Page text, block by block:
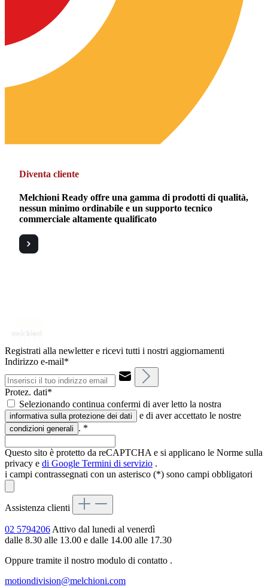
Diventa cliente
Melchioni Ready offre una gamma di prodotti di qualità,
nessun minimo ordinabile e un supporto tecnico
commerciale altamente qualificato
Registrati alla newletter e ricevi tutti i nostri aggiornamenti
Indirizzo e-mail*
Protez. dati*
Selezionando continua confermi di aver letto la nostra
informativa sulla protezione dei dati e di aver accettato le nostre
condizioni generali . *
Questo sito è protetto da reCAPTCHA e si applicano le Norme sulla
privacy e di Google Termini di servizio .
i campi contrassegnati con un asterisco (*) sono campi obbligatori
Assistenza clienti
02 5794206Attivo dal lunedi al venerdì
dalle 8.30 alle 13.00 e dalle 14.00 alle 17.30
Oppure tramite il nostro modulo di contatto .
motiondivision@melchioni.com